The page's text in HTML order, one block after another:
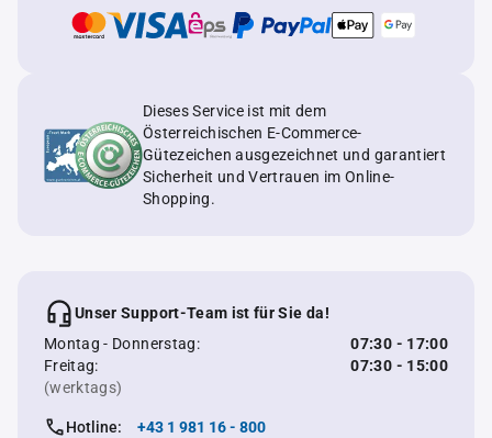
Dieses Service ist mit dem
Österreichischen E-Commerce-
Gütezeichen ausgezeichnet und garantiert
Sicherheit und Vertrauen im Online-
Shopping.
Unser Support-Team ist für Sie da!
Montag - Donnerstag:
07:30 - 17:00
Freitag:
07:30 - 15:00
(werktags)
Hotline: +43 1 981 16 - 800